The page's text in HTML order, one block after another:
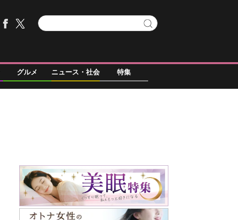
グルメ ニュース・社会 特集